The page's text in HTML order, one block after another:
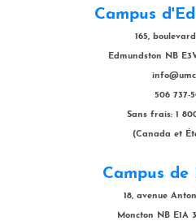
Campus
165,
Edmundston NB
506 737-
Sans frais: 1
(Canada et
Campus de
18, avenue
Moncton NB E1A